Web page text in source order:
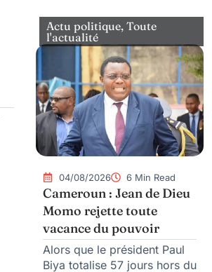
Actu politique, Toute
l'actualité
04/08/2026 6 Min Read
Cameroun : Jean de Dieu
Momo rejette toute
vacance du pouvoir
Alors que le président Paul
Biya totalise 57 jours hors du